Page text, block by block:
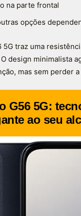
na parte frontal
opções
traz uma
design minimalista
mas sem perder
G56 5G:
ao seu